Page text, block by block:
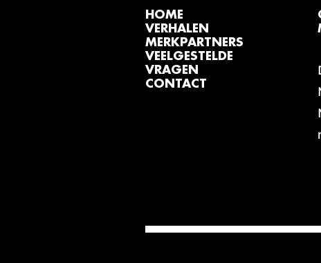
HOME
VERHALEN
MERKPARTNERS
VEELGESTELDE
VRAGEN
CONTACT